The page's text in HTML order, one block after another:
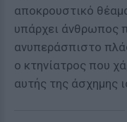
αποκρουστικό
υπάρχει άνθρωπος
ανυπεράσπιστο
ο κτηνίατρος που
αυτής της άσχημης